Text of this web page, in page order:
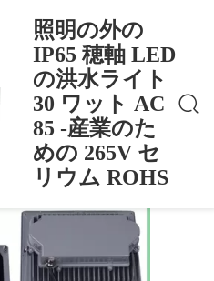
照明の外の
IP65 穂軸 LED
の洪水ライト
30 ワット AC
85 -産業のた
めの 265V セ
リウム ROHS
軸 LED の洪水ライト 30 ワッ
めの 265V セリウム ROHS
軸 LED の洪水ライ
-産業のための